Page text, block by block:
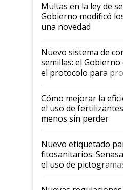
Multas en la ley de
Gobierno modificó
una novedad
Nuevo sistema de
semillas: el Gobierno
el protocolo para
propiedad intelectual
Cómo mejorar la
el uso de
menos sin perder
productividad en la
fina
Nuevo etiquetado
fitosanitarios:
el uso de
palabras de
indicaciones